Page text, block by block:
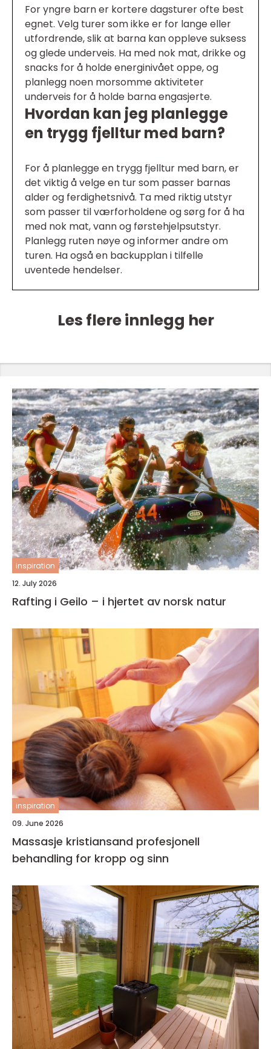
For yngre barn er kortere dagsturer ofte best
egnet. Velg turer som ikke er for lange eller
utfordrende, slik at barna kan oppleve suksess
og glede underveis. Ha med nok mat, drikke og
snacks for å holde energinivået oppe, og
planlegg noen morsomme aktiviteter
underveis for å holde barna engasjerte.
Hvordan kan jeg planlegge
en trygg fjelltur med barn?
For å planlegge en trygg fjelltur med barn, er
det viktig å velge en tur som passer barnas
alder og ferdighetsnivå. Ta med riktig utstyr
som passer til værforholdene og sørg for å ha
med nok mat, vann og førstehjelpsutstyr.
Planlegg ruten nøye og informer andre om
turen. Ha også en backupplan i tilfelle
uventede hendelser.
Les flere innlegg her
inspiration
12. July 2026
Rafting i Geilo – i hjertet av norsk natur
inspiration
09. June 2026
Massasje kristiansand profesjonell
behandling for kropp og sinn